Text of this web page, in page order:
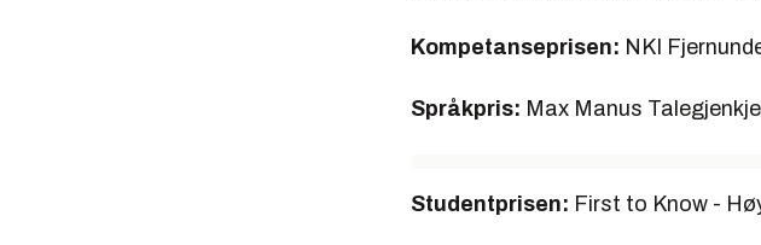
Kompetanseprisen: NKI
Språkpris: Max Manus
Studentprisen: First to Know -